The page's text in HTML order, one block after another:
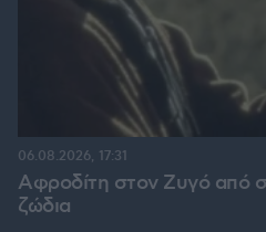
Αφροδίτη στον Ζυγό από
ζώδια
06.08.2026, 17:31